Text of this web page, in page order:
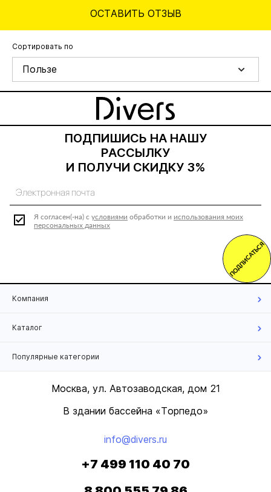
ОСТАВИТЬ ОТЗЫВ
Сортировать по
Пользе
ПОДПИШИСЬ НА НАШУ
РАССЫЛКУ
И ПОЛУЧИ СКИДКУ 3%
Я согласен(-на) с условиями обработки и использования моих
персональных данных
ПОДПИСАТЬСЯ
Компания
Каталог
Популярные категории
Москва, ул. Автозаводская, дом 21
В здании бассейна «Торпедо»
info@divers.ru
+7 499 110 40 70